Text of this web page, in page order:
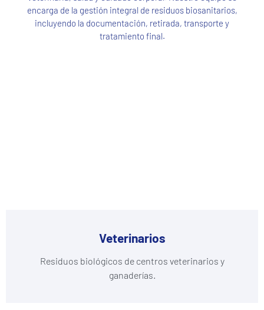
encarga de la gestión integral de residuos biosanitarios,
incluyendo la documentación, retirada, transporte y
tratamiento final.
Veterinarios
Residuos biológicos de centros veterinarios y
ganaderías.